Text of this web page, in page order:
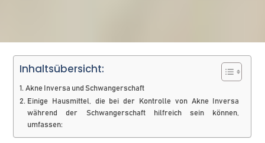
Inhaltsübersicht:
Akne Inversa und Schwangerschaft
Einige Hausmittel, die bei der Kontrolle von Akne Inversa
während der Schwangerschaft hilfreich sein können,
umfassen: